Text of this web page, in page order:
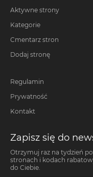
Aktywne strony
Kategorie
Cmentarz stron
Dodaj stronę
Regulamin
Prywatność
Kontakt
Zapisz się do
Otrzymuj raz na tydzień
stronach i kodach
do Ciebie.